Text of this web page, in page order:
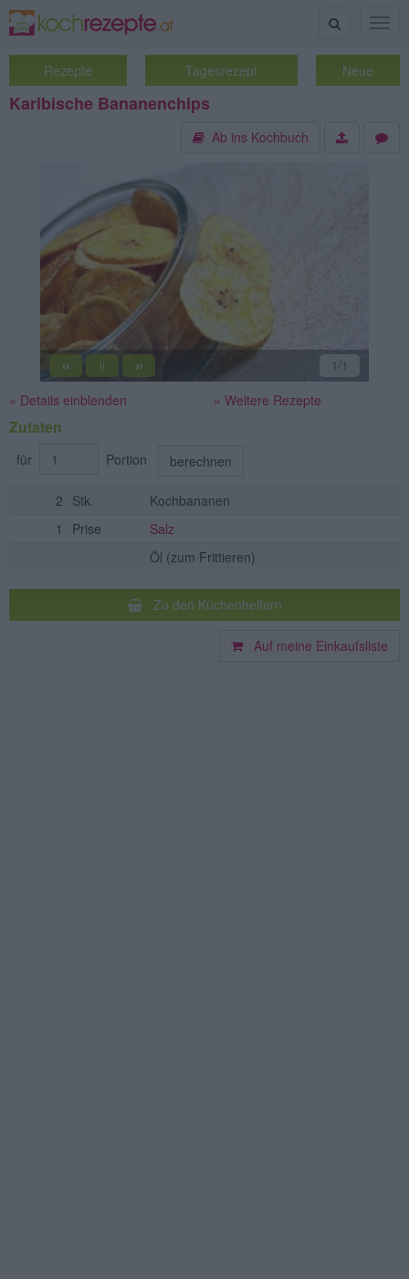
Suche
Rezepte Tagesrezept Neue
Karibische Bananenchips
Ab ins Kochbuch
« || » 1/1
» Details einblenden » Weitere Rezepte
Zutaten
für Portion berechnen
2 Stk.
Kochbananen
1
Prise
Salz
Öl (zum Frittieren)
Zu den Küchenhelfern
Auf meine Einkaufsliste